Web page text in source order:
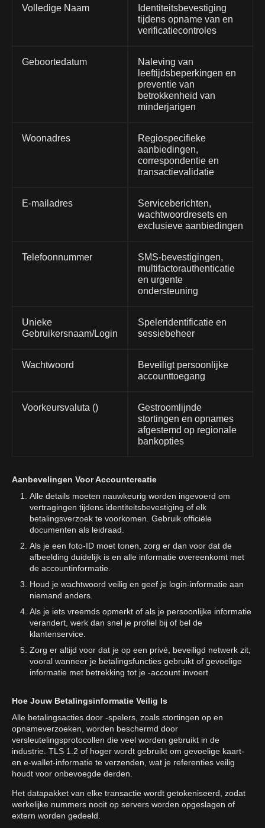
Volledige Naam
Identiteitsbevestiging
tijdens opname van en
verificatiecontroles
Geboortedatum
Naleving van
leeftijdsbeperkingen en
preventie van
betrokkenheid van
minderjarigen
Woonadres
Regiospecifieke
aanbiedingen,
correspondentie en
transactievalidatie
E-mailadres
Serviceberichten,
wachtwoordresets en
exclusieve aanbiedingen
Telefoonnummer
SMS-bevestigingen,
multifactorauthenticatie
en urgente
ondersteuning
Unieke
Gebruikersnaam/Login
Speleridentificatie en
sessiebeheer
Wachtwoord
Beveiligt persoonlijke
accounttoegang
Voorkeursvaluta ()
Gestroomlijnde
stortingen en opnames
afgestemd op regionale
bankopties
Aanbevelingen Voor Accountcreatie
Alle details moeten nauwkeurig worden ingevoerd om
vertragingen tijdens identiteitsbevestiging of elk
betalingsverzoek te voorkomen. Gebruik officiële
documenten als leidraad.
Als je een foto-ID moet tonen, zorg er dan voor dat de
afbeelding duidelijk is en alle informatie overeenkomt met
de accountinformatie.
Houd je wachtwoord veilig en geef je login-informatie aan
niemand anders.
Als je iets vreemds opmerkt of als je persoonlijke informatie
verandert, werk dan snel je profiel bij of bel de
klantenservice.
Zorg er altijd voor dat je op een privé, beveiligd netwerk zit,
vooral wanneer je betalingsfuncties gebruikt of gevoelige
informatie met betrekking tot je -account invoert.
Hoe Jouw Betalingsinformatie Veilig Is
Alle betalingsacties door -spelers, zoals stortingen op en
opnameverzoeken, worden beschermd door
versleutelingsprotocollen die veel worden gebruikt in de
industrie. TLS 1.2 of hoger wordt gebruikt om gevoelige kaart-
en e-wallet-informatie te verzenden, wat je referenties veilig
houdt voor onbevoegde derden.
Het datapakket van elke transactie wordt getokeniseerd, zodat
werkelijke nummers nooit op servers worden opgeslagen of
extern worden gedeeld.